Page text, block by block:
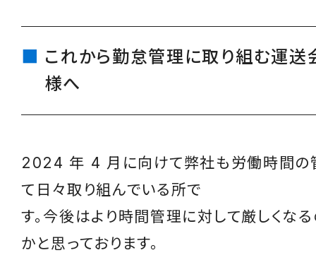
これから勤怠管理に取り組む運送
様へ
2024 年 4 月に向けて弊社も労働時間の
て日々取り組んでいる所で
す。今後はより時間管理に対して厳しくな
かと思っております。